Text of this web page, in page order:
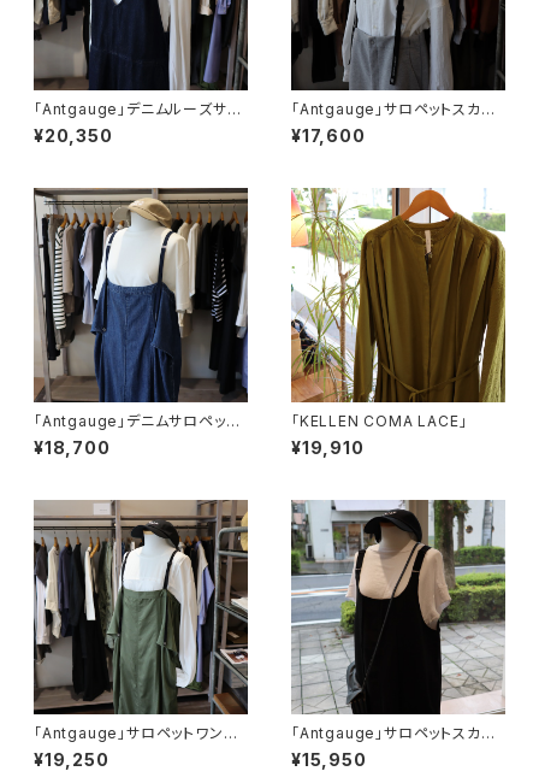
「Antgauge」デニムルーズサロ
ペット
¥20,350
「Antgauge」サロペットスカー
ト
¥17,600
「Antgauge」デニムサロペット
ワンピース
¥18,700
「KELLEN COMA LACE」
¥19,910
「Antgauge」サロペットワンピ
ース
¥19,250
「Antgauge」サロペットスカー
ト
¥15,950